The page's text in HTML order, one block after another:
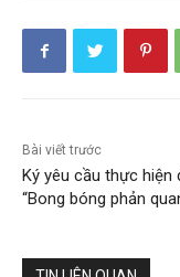
Bài viết trước
Ký yêu cầu thực hiện
“Bong bóng phản